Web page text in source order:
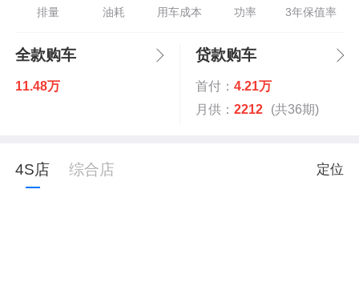
排量 油耗 用车成本 功率 3年保值率
全款购车
11.48万
贷款购车
首付： 4.21万
月供： 2212 (共36期)
4S店 综合店 定位